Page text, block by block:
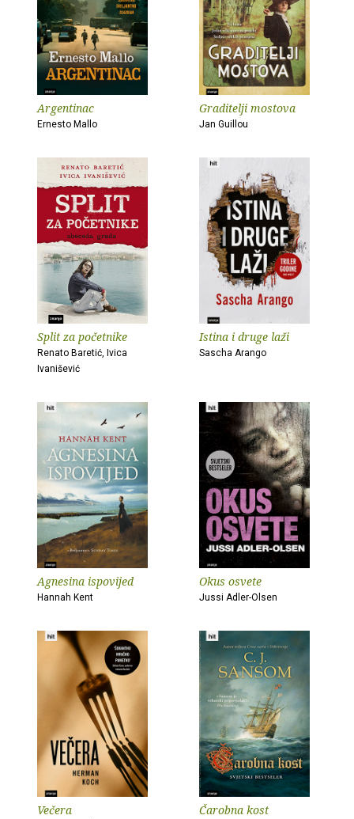
Argentinac
Ernesto Mallo
Graditelji mostova
Jan Guillou
Split za početnike
Renato Baretić, Ivica
Ivanišević
Istina i druge laži
Sascha Arango
Agnesina ispovijed
Hannah Kent
Okus osvete
Jussi Adler-Olsen
Večera Čarobna kost